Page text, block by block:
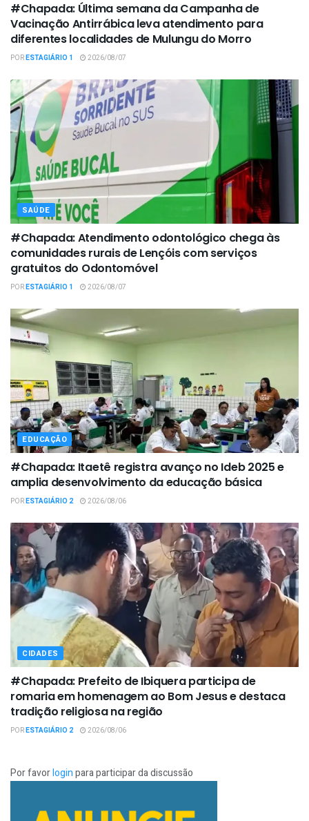
#Chapada: Última semana da Campanha de
Vacinação Antirrábica leva atendimento para
diferentes localidades de Mulungu do Morro
PORESTAGIÁRIO 1 2026/08/07
SAÚDE
#Chapada: Atendimento odontológico chega às
comunidades rurais de Lençóis com serviços
gratuitos do Odontomóvel
PORESTAGIÁRIO 1 2026/08/07
EDUCAÇÃO
#Chapada: Itaetê registra avanço no Ideb 2025 e
amplia desenvolvimento da educação básica
PORESTAGIÁRIO 2 2026/08/06
CIDADES
#Chapada: Prefeito de Ibiquera participa de
romaria em homenagem ao Bom Jesus e destaca
tradição religiosa na região
PORESTAGIÁRIO 2 2026/08/06
Por favorloginpara participar da discussão